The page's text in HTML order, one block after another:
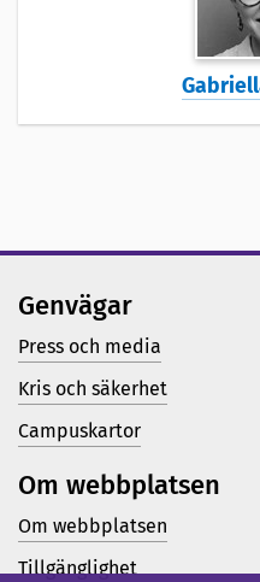
Genvägar
Press och media
Kris och säkerhet
Campuskartor
Om webbplatsen
Om webbplatsen
Tillgänglighet